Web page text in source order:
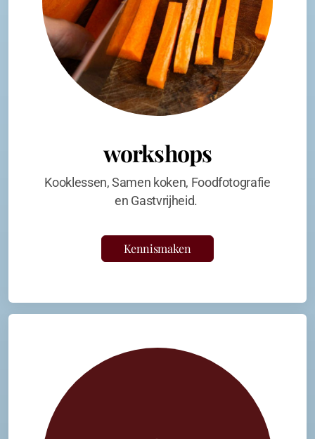
workshops
Kooklessen, Samen koken, Foodfotografie
en Gastvrijheid.
Kennismaken